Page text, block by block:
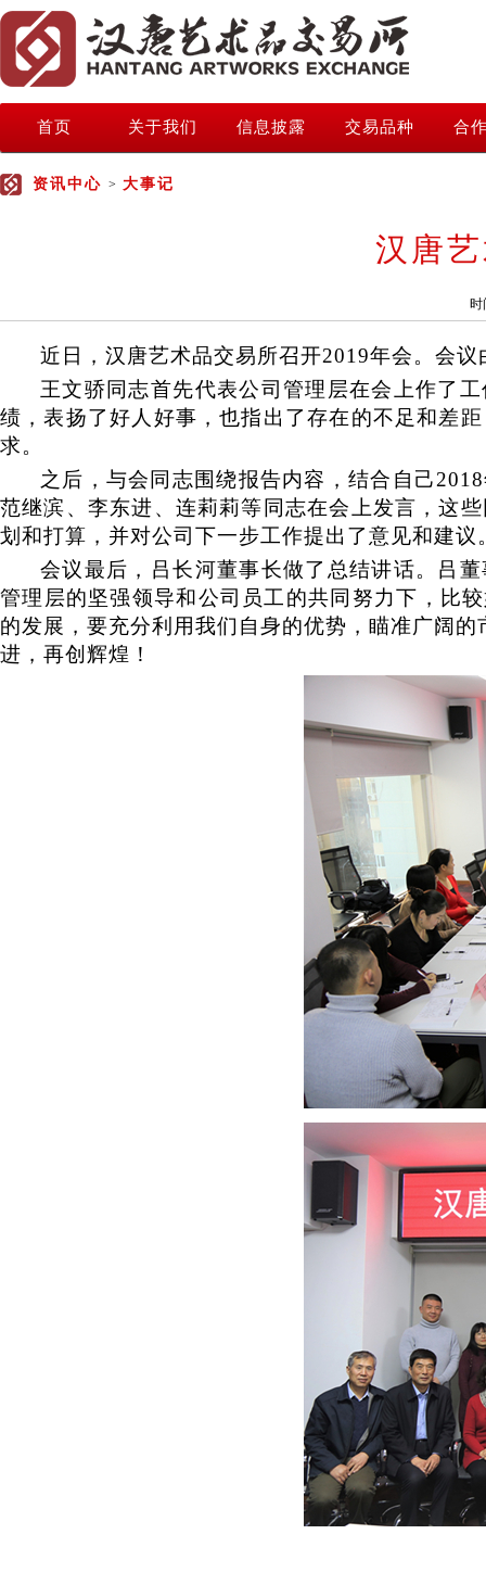
首页 关于我们 信息披露 交易品种 合
资讯中心 > 大事记
汉唐
时
近日，汉唐艺术品交易所召开2019年会。会
王文骄同志首先代表公司管理层在会上作了
绩，表扬了好人好事，也指出了存在的不足和差
求。
之后，与会同志围绕报告内容，结合自己
范继滨、李东进、连莉莉等同志在会上发言，这
划和打算，并对公司下一步工作提出了意见和建议
会议最后，吕长河董事长做了总结讲话。吕
管理层的坚强领导和公司员工的共同努力下，比
的发展，要充分利用我们自身的优势，瞄准广阔
进，再创辉煌！